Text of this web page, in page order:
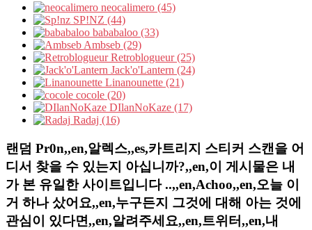
neocalimero (45)
SP!NZ (44)
bababaloo (33)
Ambseb (29)
Retroblogueur (25)
Jack'o'Lantern (24)
Linanounette (21)
cocole (20)
DIlanNoKaze (17)
Radaj (16)
랜덤 Pr0n,,en,알렉스,,es,카트리지 스티커 스캔을 어
디서 찾을 수 있는지 아십니까?,,en,이 게시물은 내
가 본 유일한 사이트입니다 ..,,en,Achoo,,en,오늘 이
거 하나 샀어요,,en,누구든지 그것에 대해 아는 것에
관심이 있다면,,en,알려주세요,,en,트위터,,en,내